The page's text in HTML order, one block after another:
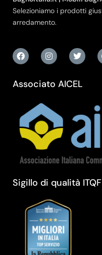
Selezioniamo i prodotti
arredamento.
Associato AICEL
Sigillo di qualità ITQF